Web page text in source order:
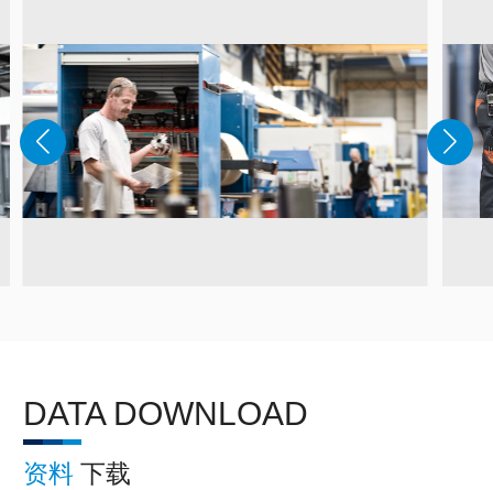
DATA DOWNLOAD
资料下载